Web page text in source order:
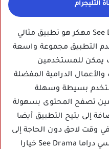
التليجرام
See Drama Vip مهكر هو تطبيق مثالي
التطبيق مجموعة واسعة
يمكن للمستخدمين
الدرامية المفضلة
بسيطة وسهلة
تصفح المحتوى بسهولة
إلى يتيح التطبيق أيضا
وقت لاحق دون الحاجة إلى
الاتصال بالإنترنت، ويعتبر تطبيق سي دراما See Drama خيارا